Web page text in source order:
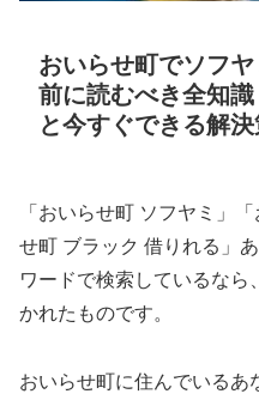
おいらせ町でソフ
前に読むべき全知
と今すぐできる解
「おいらせ町 ソフヤミ」
せ町 ブラック 借りれる」
ワードで検索しているな
かれたものです。
おいらせ町に住んでいるあ